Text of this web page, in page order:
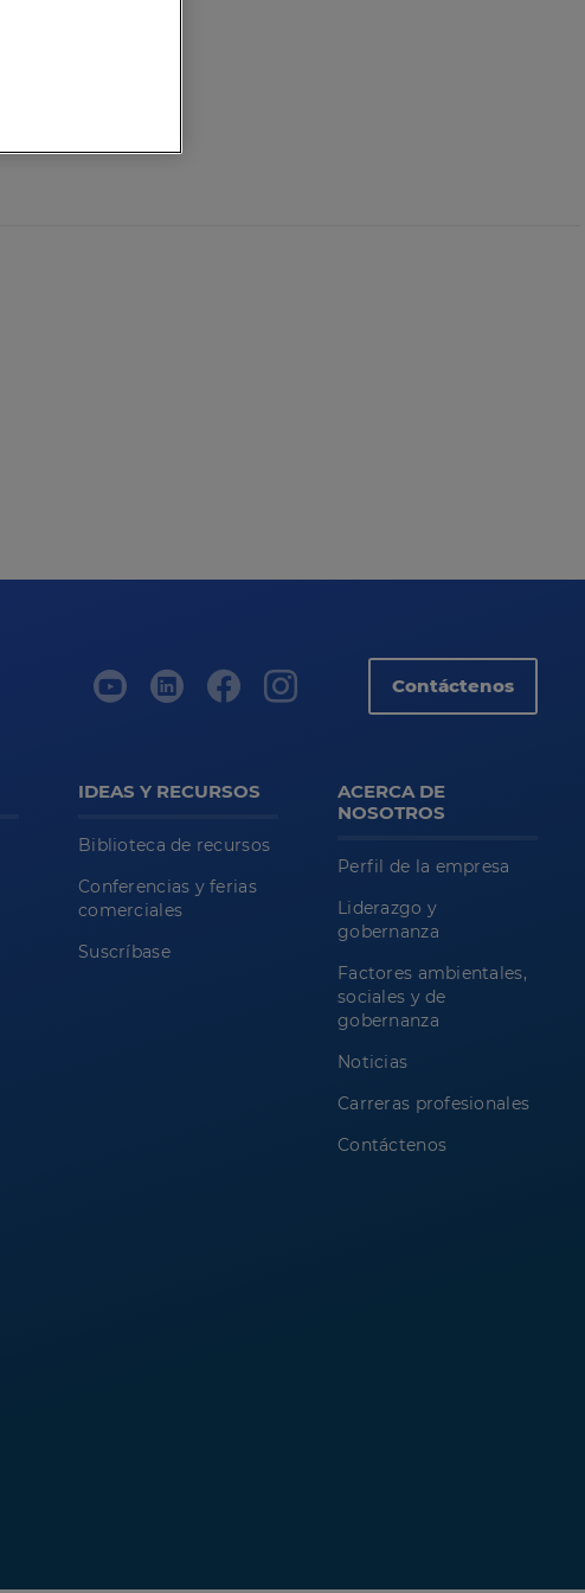
Contáctenos
IDEAS Y RECURSOS
Biblioteca de recursos
Conferencias y ferias
comerciales
Suscríbase
ACERCA DE
NOSOTROS
Perfil de la empresa
Liderazgo y
gobernanza
Factores ambientales,
sociales y de
gobernanza
Noticias
Carreras profesionales
Contáctenos